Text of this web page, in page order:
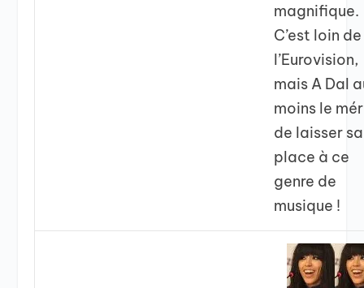
magnifique.
C’est loin de
l’Eurovision,
mais A Dal
moins le
de laisser sa
place à ce
genre de
musique !